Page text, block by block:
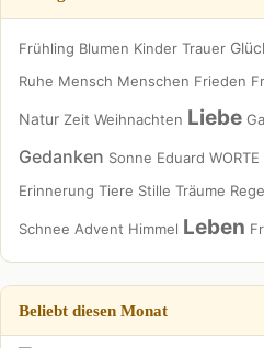
Frühling Blumen Kinder Trauer
Ruhe Mensch Menschen Frieden
Natur Zeit Weihnachten Liebe
Gedanken Sonne Eduard WORTE
Erinnerung Tiere Stille Träume
Schnee Advent Himmel Leben
Beliebt diesen Monat